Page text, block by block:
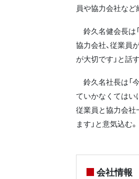
員や協力会社など
鈴久名健会長は
協力会社、従業員
が大切です」と話す
鈴久名社長は「
ていかなくてはい
従業員と協力会社
ます」と意気込む。
会社情報